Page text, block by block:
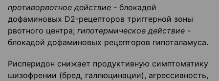
противорвотное действие - блокадой
дофаминовых D2-рецепторов триггерной зоны
рвотного центра; гипотермическое действие -
блокадой дофаминовых рецепторов гипоталамуса.
Рисперидон снижает продуктивную симптоматику
шизофрении (бред, галлюцинации), агрессивность,